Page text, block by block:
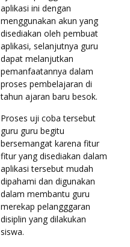
aplikasi ini dengan
menggunakan akun yang
disediakan oleh pembuat
aplikasi, selanjutnya guru
dapat melanjutkan
pemanfaatannya dalam
proses pembelajaran di
tahun ajaran baru besok.
Proses uji coba tersebut
guru guru begitu
bersemangat karena fitur
fitur yang disediakan dalam
aplikasi tersebut mudah
dipahami dan digunakan
dalam membantu guru
merekap pelangggaran
disiplin yang dilakukan
siswa.